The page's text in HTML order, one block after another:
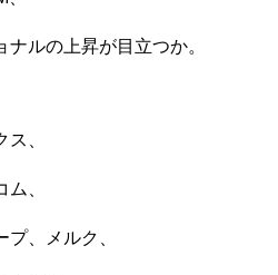
ルの上昇が目立つか。
、
、
、メルク、